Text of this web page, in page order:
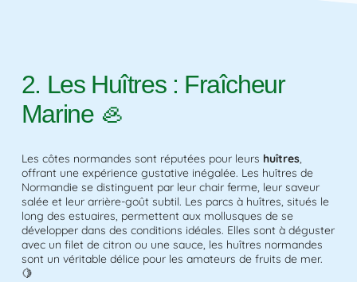
2. Les Huîtres : Fraîcheur
Marine 🦪
Les côtes normandes sont réputées pour leurs huîtres,
offrant une expérience gustative inégalée. Les huîtres de
Normandie se distinguent par leur chair ferme, leur saveur
salée et leur arrière-goût subtil. Les parcs à huîtres, situés le
long des estuaires, permettent aux mollusques de se
développer dans des conditions idéales. Elles sont à déguster
avec un filet de citron ou une sauce, les huîtres normandes
sont un véritable délice pour les amateurs de fruits de mer.
🍋